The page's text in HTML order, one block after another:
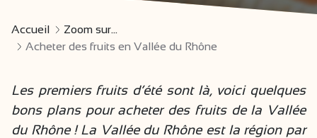
Accueil
Zoom sur...
Acheter des fruits en Vallée du Rhône
Les premiers fruits d’été sont là, voici quelques
bons plans pour acheter des fruits de la Vallée
du Rhône ! La Vallée du Rhône est la région par